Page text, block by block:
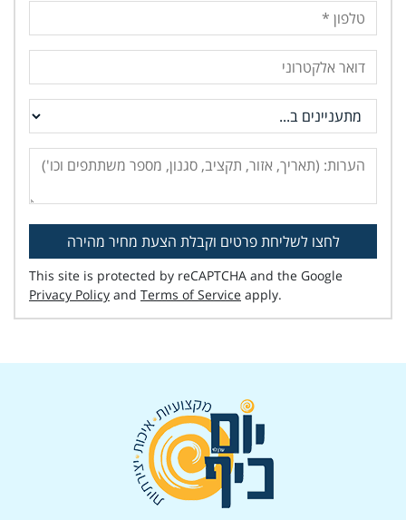
לחצו לשליחת פרטים וקבלת הצעת מחיר מהירה
This site is protected by reCAPTCHA and the Google
Privacy Policy and Terms of Service apply.